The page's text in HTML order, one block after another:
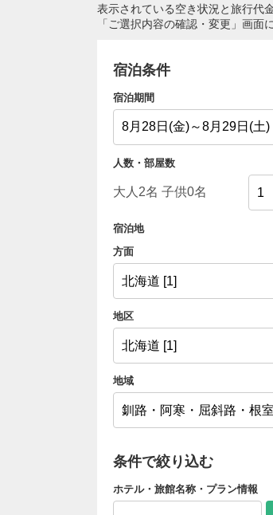
表示されている空き状況と旅行代
「ご選択内容の確認・変更」画面
宿泊条件
宿泊期間
人数・部屋数
宿泊地
方面
地区
地域
条件で絞り込む
ホテル・旅館名称・プラン情報